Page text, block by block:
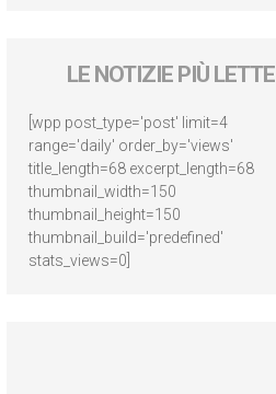
LE NOTIZIE PIÙ LETTE
[wpp post_type='post' limit=4
range='daily' order_by='views'
title_length=68 excerpt_length=68
thumbnail_width=150
thumbnail_height=150
thumbnail_build='predefined'
stats_views=0]